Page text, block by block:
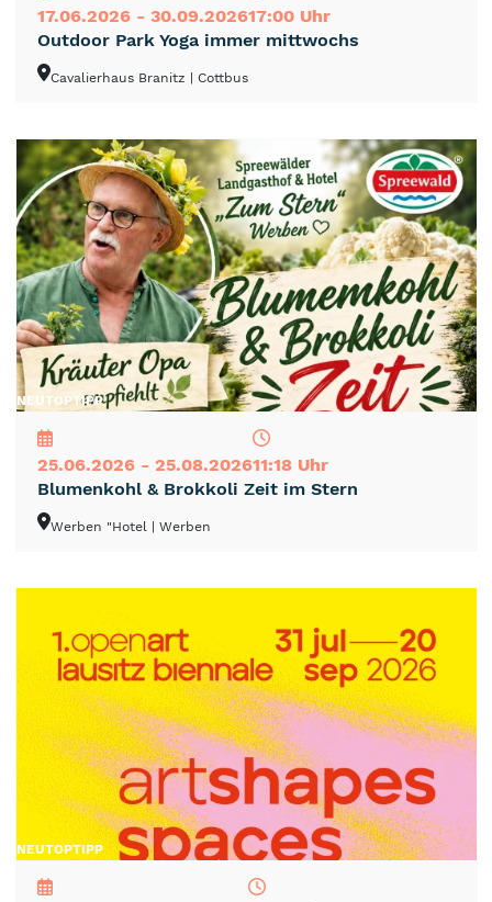
17.06.2026 - 30.09.202617:00 Uhr
Outdoor Park Yoga immer mittwochs
Cavalierhaus Branitz | Cottbus
NEUTOPTIPP
25.06.2026 - 25.08.202611:18 Uhr
Blumenkohl & Brokkoli Zeit im Stern
Werben "Hotel | Werben
NEUTOPTIPP